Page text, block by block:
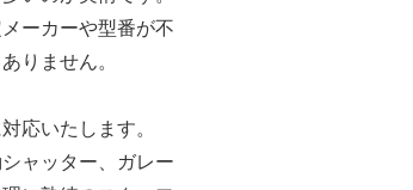
ーカーや型番が不
りません。
応いたします。
ャッター、ガレー